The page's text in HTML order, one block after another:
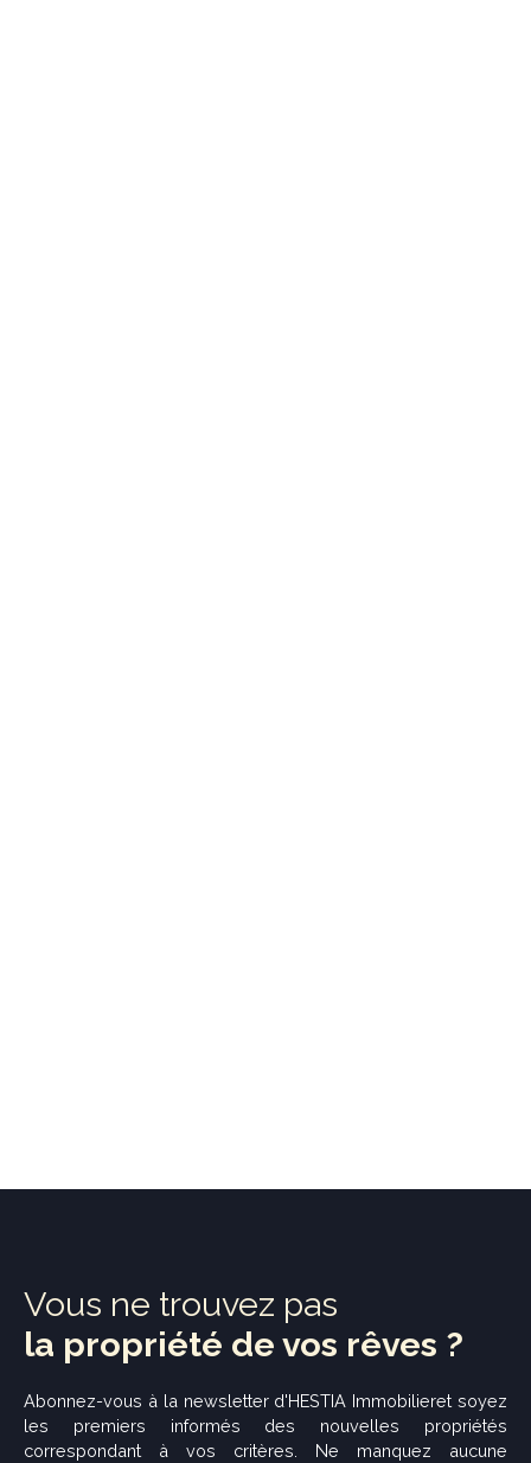
Vous ne trouvez pas
la propriété de vos rêves ?
Abonnez-vous à la newsletter d'HESTIA Immobilieret soyez
les premiers informés des nouvelles propriétés
correspondant à vos critères. Ne manquez aucune